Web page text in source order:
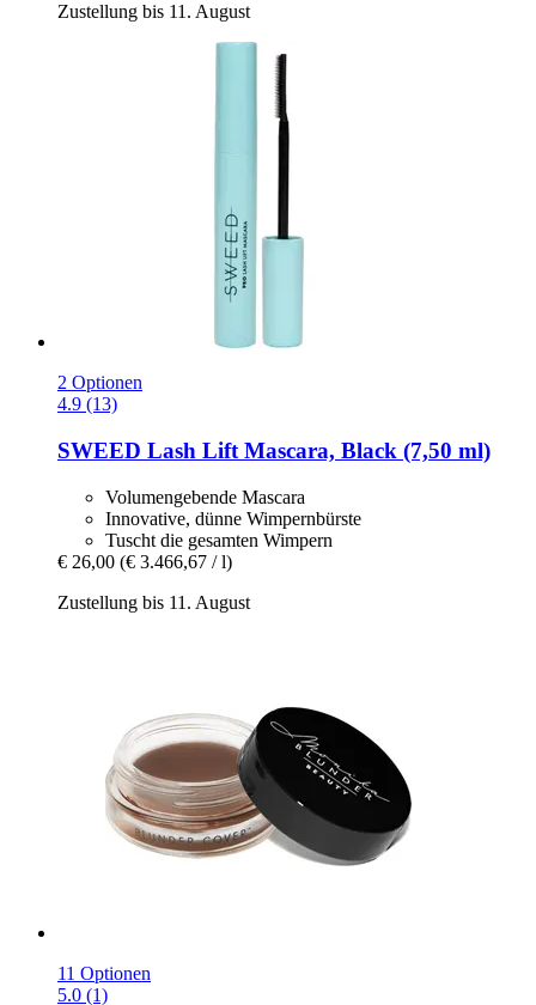
Zustellung bis 11. August
2 Optionen
4.9 (13)
SWEED Lash Lift Mascara, Black (7,50 ml)
Volumengebende Mascara
Innovative, dünne Wimpernbürste
Tuscht die gesamten Wimpern
€ 26,00 (€ 3.466,67 / l)
Zustellung bis 11. August
11 Optionen
5.0 (1)